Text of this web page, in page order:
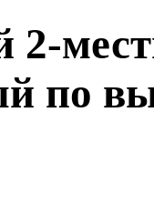
2-
по